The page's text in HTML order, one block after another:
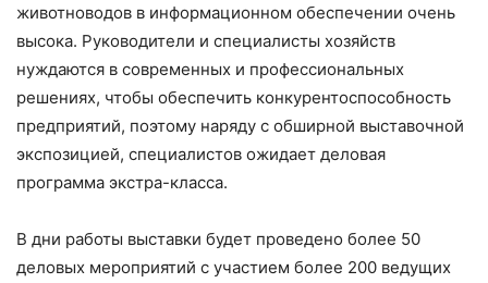
животноводов в информационном обеспечении очень
высока. Руководители и специалисты хозяйств
нуждаются в современных и профессиональных
решениях, чтобы обеспечить конкурентоспособность
предприятий, поэтому наряду с обширной выставочной
экспозицией, специалистов ожидает деловая
программа экстра-класса.
В дни работы выставки будет проведено более 50
деловых мероприятий с участием более 200 ведущих